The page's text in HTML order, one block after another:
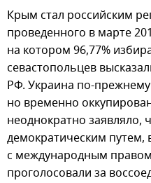
Крым стал российским
проведенного в марте
на котором 96,77%
севастопольцев
РФ. Украина по-прежнему
но временно
неоднократно заявляло,
демократическим путем,
с международным
проголосовали за